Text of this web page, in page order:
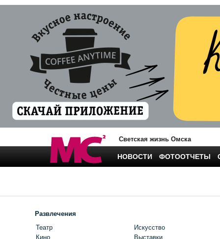
Светская жизнь Омска
НОВОСТИ ФОТООТЧЕТЫ
Развлечения
Театр
Кино
Искусство
Выставки